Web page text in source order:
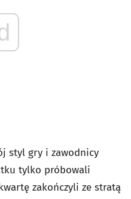
styl gry i zawodnicy
tylko próbowali
zakończyli ze stratą